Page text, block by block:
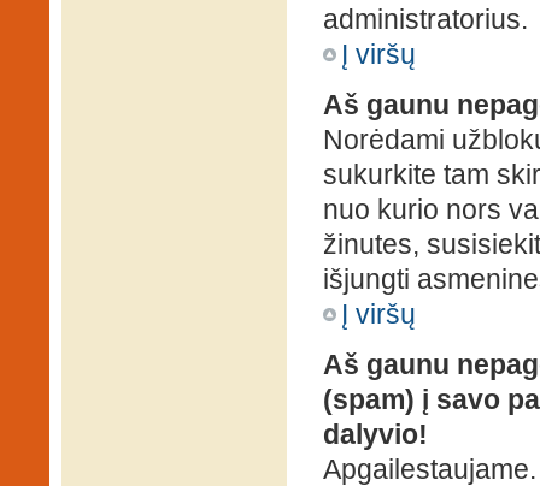
administratorius.
Į viršų
Aš gaunu
Norėdami
sukurkite tam
nuo kurio nors
žinutes,
išjungti
Į viršų
Aš gaunu
(spam) į savo
dalyvio!